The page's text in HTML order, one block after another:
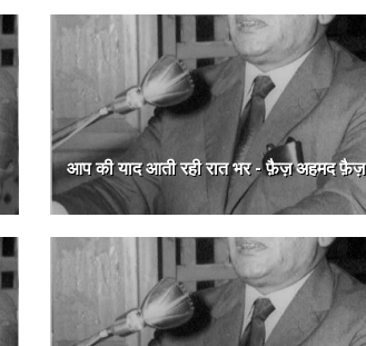
आप की याद आती रही रात भर - फ़ैज़ अहमद फ़ैज़